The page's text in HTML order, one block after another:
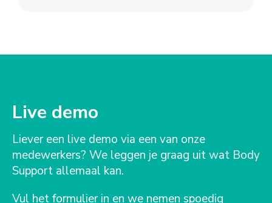
Live demo
Liever een live demo via een van onze
medewerkers? We leggen je graag uit wat Body
Support allemaal kan.
Vul het formulier in en we nemen spoedig